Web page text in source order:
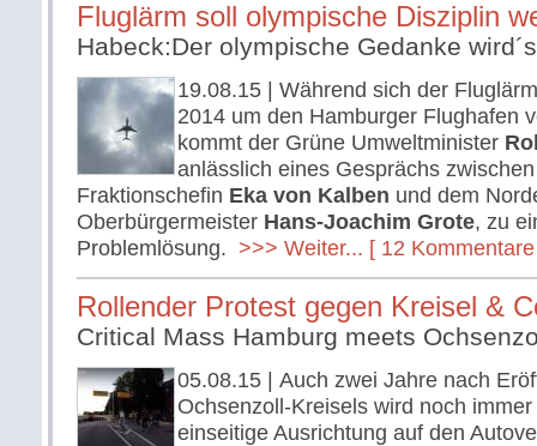
Fluglärm soll olympische Disziplin
Habeck:Der olympische Gedanke
19.08.15 | Während sich der
2014 um den Hamburger Flughafen
kommt der Grüne Umweltminister
anlässlich eines Gesprächs
Fraktionschefin Eka von Kalben und dem
Oberbürgermeister Hans-Joachim Grote, zu
Problemlösung. >>> Weiter... [ 12
Rollender Protest gegen Kreisel &
Critical Mass Hamburg meets
05.08.15 | Auch zwei Jahre nach
Ochsenzoll-Kreisels wird noch
einseitige Ausrichtung auf den